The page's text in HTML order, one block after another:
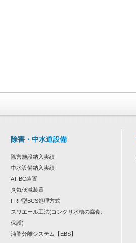
除害・中水道設備
除害施設納入実績
中水設備納入実績
AT-BC装置
臭気低減装置
FRP型BCS処理方式
スワエール工法(コンクリ水槽の腐食､
保護)
油脂分離システム【EBS】